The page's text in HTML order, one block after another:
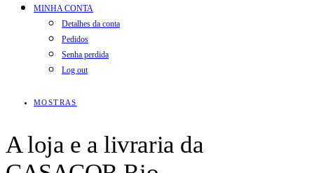
MINHA CONTA
Detalhes da conta
Pedidos
Senha perdida
Log out
MOSTRAS
A loja e a livraria da